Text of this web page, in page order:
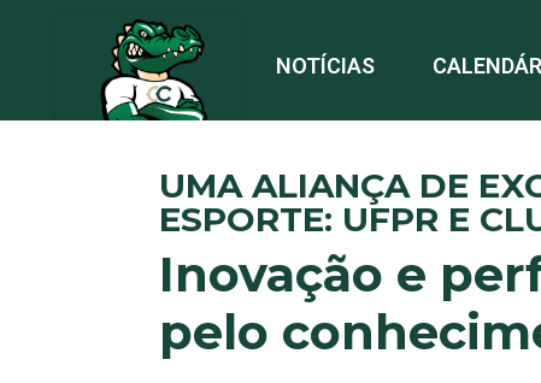
NOTÍCIAS
UMA ALIANÇA DE
ESPORTE: UFPR E
Inovação e
pelo